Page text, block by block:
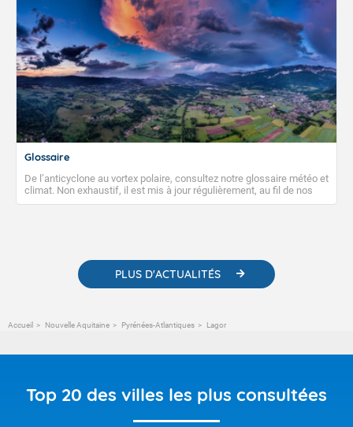
Glossaire
De l’anticyclone au vortex polaire, consultez notre glossaire météo et
climat. Non exhaustif, il est mis à jour régulièrement, au fil de nos
publications. Vous y trouverez également des liens utiles vers nos
PLUS D'ACTUALITÉS
Accueil Nouvelle Aquitaine Pyrénées-Atlantiques Lagor
Top 20 des villes les plus consultées